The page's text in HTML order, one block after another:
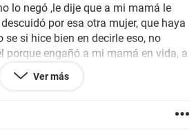
lo negó ,le dije que a mi mamá le
por esa otra mujer, que haya
se si hice bien en decirle eso, no
porque engañó a mi mamá en vida, a
y recuerdo aunque no sé como, no
Ver más